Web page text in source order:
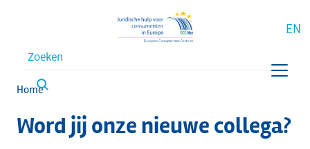
Waar bent u naar op zoek?
EN
Kruimelpad
Home
Word jij onze nieuwe collega?